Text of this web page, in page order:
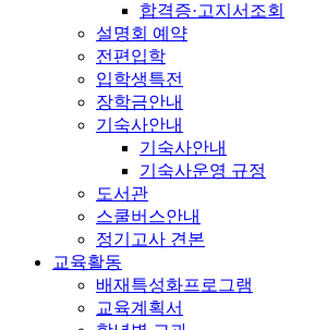
합격증·고지서조회
설명회 예약
전편입학
입학생특전
장학금안내
기숙사안내
기숙사안내
기숙사운영 규정
도서관
스쿨버스안내
정기고사 견본
교육활동
배재특성화프로그램
교육계획서